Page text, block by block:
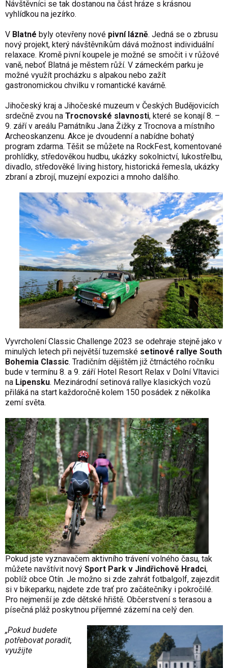
Návštěvníci se tak dostanou na část hráze s krásnou
vyhlídkou na jezírko.
V Blatné byly otevřeny nové pivní lázně. Jedná se o zbrusu
nový projekt, který návštěvníkům dává možnost individuální
relaxace. Kromě pivní koupele je možné se smočit i v růžové
vaně, neboť Blatná je městem růží. V zámeckém parku je
možné využít procházku s alpakou nebo zažít
gastronomickou chvilku v romantické kavárně.
Jihočeský kraj a Jihočeské muzeum v Českých Budějovicích
srdečně zvou na Trocnovské slavnosti, které se konají 8. –
9. září v areálu Památníku Jana Žižky z Trocnova a místního
Archeoskanzenu. Akce je dvoudenní a nabídne bohatý
program zdarma. Těšit se můžete na RockFest, komentované
prohlídky, středověkou hudbu, ukázky sokolnictví, lukostřelbu,
divadlo, středověké living history, historická řemesla, ukázky
zbraní a zbrojí, muzejní expozici a mnoho dalšího.
Vyvrcholení Classic Challenge 2023 se odehraje stejně jako v
minulých letech při největší tuzemské setinové rallye South
Bohemia Classic. Tradičním dějištěm již čtrnáctého ročníku
bude v termínu 8. a 9. září Hotel Resort Relax v Dolní Vltavici
na Lipensku. Mezinárodní setinová rallye klasických vozů
přiláká na start každoročně kolem 150 posádek z několika
zemí světa.
Pokud jste vyznavačem aktivního trávení volného času, tak
můžete navštívit nový Sport Park v Jindřichově Hradci,
poblíž obce Otín. Je možno si zde zahrát fotbalgolf, zajezdit
si v bikeparku, najdete zde trať pro začátečníky i pokročilé.
Pro nejmenší je zde dětské hřiště. Občerstvení s terasou a
písečná pláž poskytnou příjemné zázemí na celý den.
„Pokud budete
potřebovat poradit,
využijte